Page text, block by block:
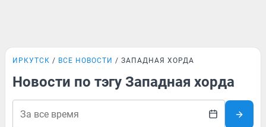
ИРКУТСК ВСЕ НОВОСТИ ЗАПАДНАЯ ХОРДА
Новости по тэгу Западная хорда